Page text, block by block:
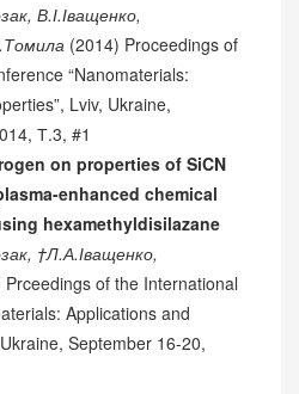
В.І.Іващенко,
(2014) Proceedings of
“Nanomaterials:
Lviv, Ukraine,
Т.3, #1
on properties of SiCN
enhanced chemical
hexamethyldisilazane
†Л.А.Іващенко,
Prceedings of the International
Applications and
September 16-20,